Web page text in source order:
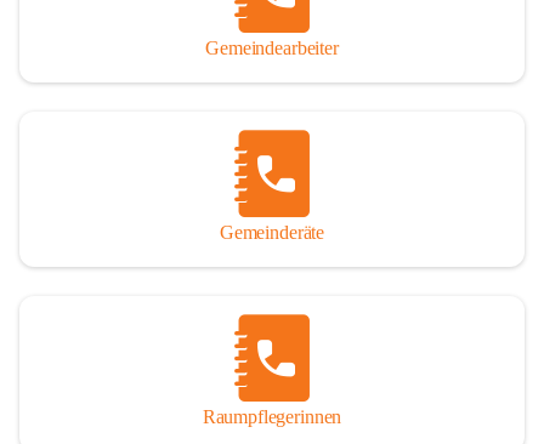
Gemeindearbeiter
Gemeinderäte
Raumpflegerinnen